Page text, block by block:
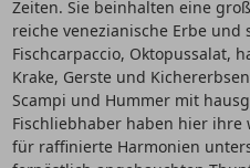
Zeiten. Sie beinhalten eine
reiche venezianische Erbe
Fischcarpaccio, Oktopussalat,
Krake, Gerste und
Scampi und Hummer mit
Fischliebhaber haben hier ihre
für raffinierte Harmonien